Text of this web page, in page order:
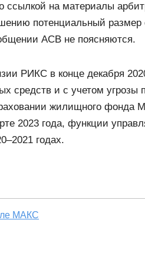
на материалы
потенциальный размер
АСВ не поясняются.
РИКС в конце декабря
средств и с учетом угрозы
жилищного фонда
2023 года, функции
годах.
МАКС